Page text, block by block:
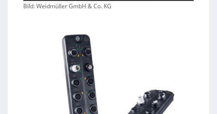
Bild: Weidmüller GmbH & Co. KG